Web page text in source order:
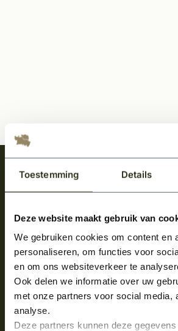
Toestemming Details
Deze website maakt gebruik van
We gebruiken cookies om content en
personaliseren, om functies voor
en om ons websiteverkeer te
Ook delen we informatie over uw
met onze partners voor social media,
analyse.
Deze partners kunnen deze
Meld je aan en ontvang het
over onze kempische
Aanmelden voor de nieuwsbrief